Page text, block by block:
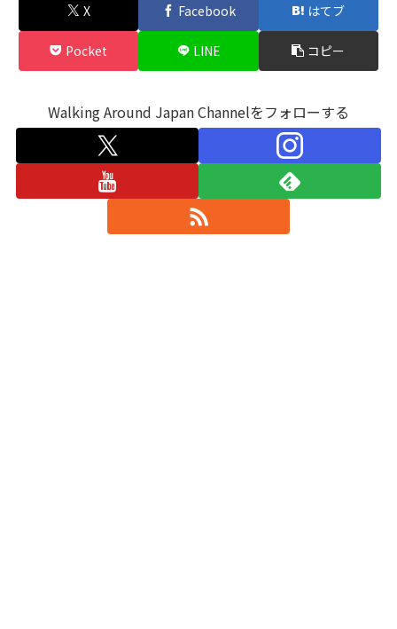
X Facebook はてブ
Pocket LINE コピー
Walking Around Japan Channelをフォローする